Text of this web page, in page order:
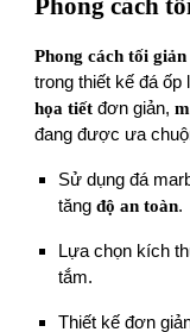
Phong cách
Phong cách tối giản
trong thiết kế đá
họa tiết đơn giản,
đang được ưa
Sử dụng đá
tăngđộ an toàn.
Lựa chọn kích
tắm.
Thiết kế đơn